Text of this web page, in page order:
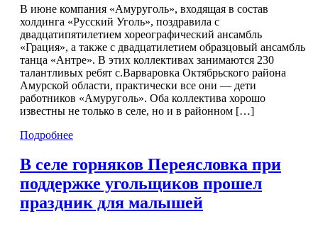
В июне компания «Амуруголь», входящая в состав
холдинга «Русский Уголь», поздравила с
двадцатипятилетием хореографический ансамбль
«Грация», а также с двадцатилетием образцовый ансамбль
танца «Антре». В этих коллективах занимаются 230
талантливых ребят с.Варваровка Октябрьского района
Амурской области, практически все они — дети
работников «Амуруголь». Оба коллектива хорошо
известны не только в селе, но и в районном […]
Подробнее
В селе горняков Переясловка при
поддержке угольщиков прошел
праздник для малышей